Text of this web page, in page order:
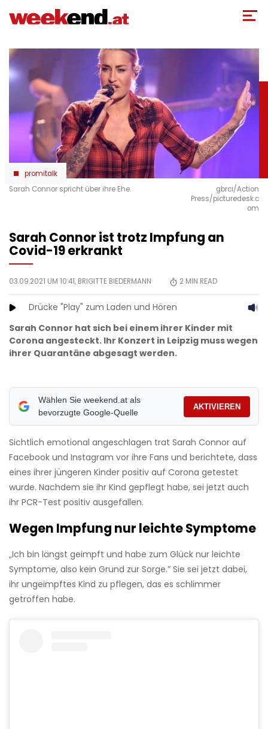
zum
promitalk
Sarah Connor spricht über ihre Ehe.
gbrci/Action
Press/picturedesk.c
om
Sarah Connor ist trotz Impfung an
Covid-19 erkrankt
03.09.2021 UM 10:41, BRIGITTE BIEDERMANN 2 MIN READ
Drücke "Play" zum Laden und Hören
Sarah Connor hat sich bei einem ihrer Kinder mit
Corona angesteckt. Ihr Konzert in Leipzig muss wegen
ihrer Quarantäne abgesagt werden.
Wählen Sie weekend.at als
bevorzugte Google-Quelle
AKTIVIEREN
Sichtlich emotional angeschlagen trat Sarah Connor auf
Facebook und Instagram vor ihre Fans und berichtete, dass
eines ihrer jüngeren Kinder positiv auf Corona getestet
wurde. Nachdem sie ihr Kind gepflegt habe, sei jetzt auch
ihr PCR-Test positiv ausgefallen.
Wegen Impfung nur leichte Symptome
„Ich bin längst geimpft und habe zum Glück nur leichte
Symptome, also kein Grund zur Sorge.” Sie sei jetzt dabei,
ihr ungeimpftes Kind zu pflegen, das es schlimmer
getroffen habe.